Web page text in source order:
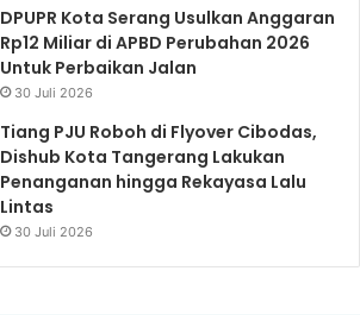
DPUPR Kota Serang Usulkan Anggaran
Rp12 Miliar di APBD Perubahan 2026
Untuk Perbaikan Jalan
30 Juli 2026
Tiang PJU Roboh di Flyover Cibodas,
Dishub Kota Tangerang Lakukan
Penanganan hingga Rekayasa Lalu
Lintas
30 Juli 2026